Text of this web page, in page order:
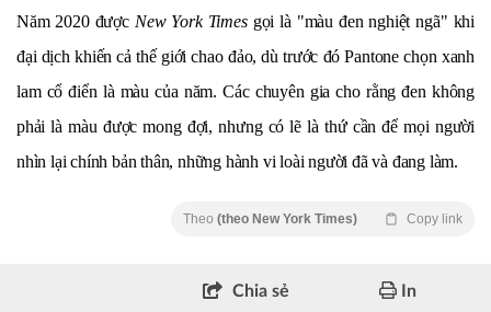
Năm 2020 được New York Times gọi là "màu đen nghiệt ngã" khi
đại dịch khiến cả thế giới chao đảo, dù trước đó Pantone chọn xanh
lam cổ điển là màu của năm. Các chuyên gia cho rằng đen không
phải là màu được mong đợi, nhưng có lẽ là thứ cần để mọi người
nhìn lại chính bản thân, những hành vi loài người đã và đang làm.
Theo (theo New York Times) Copy link
Chia sẻ In